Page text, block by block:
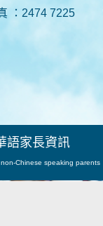
：2474 7225
語家長資訊
Chinese speaking parents